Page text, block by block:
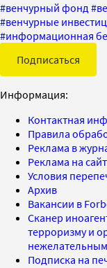
#венчурный фонд#
#венчурные
#информационная
Подписаться
Информация:
Контактная
Правила
Реклама в
Реклама на
Условия
Архив
Вакансии в
Сканер
терроризму и
Подписка на